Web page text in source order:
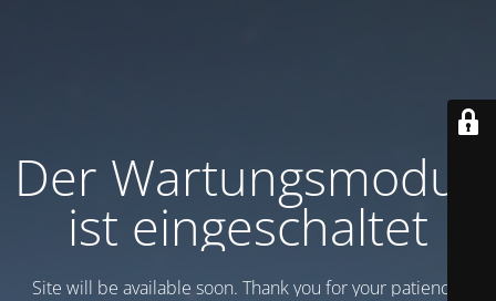
Der Wartungsmodus
ist eingeschaltet
Site will be available soon. Thank you for your patience!